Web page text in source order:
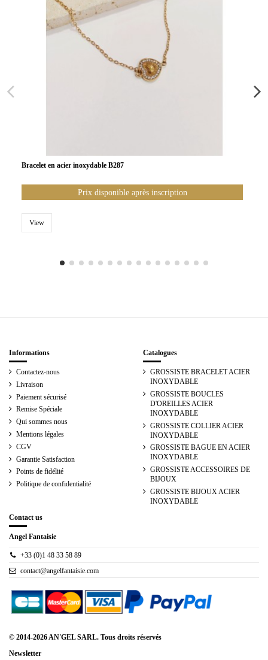
Bracelet en acier inoxydable B287
Prix disponible après inscription
View
Informations
Contactez-nous
Livraison
Paiement sécurisé
Remise Spéciale
Qui sommes nous
Mentions légales
CGV
Garantie Satisfaction
Points de fidélité
Politique de confidentialité
Catalogues
GROSSISTE BRACELET ACIER
INOXYDABLE
GROSSISTE BOUCLES
D'OREILLES ACIER
INOXYDABLE
GROSSISTE COLLIER ACIER
INOXYDABLE
GROSSISTE BAGUE EN ACIER
INOXYDABLE
GROSSISTE ACCESSOIRES DE
BIJOUX
GROSSISTE BIJOUX ACIER
INOXYDABLE
Contact us
Angel Fantaisie
+33 (0)1 48 33 58 89
contact@angelfantaisie.com
© 2014-2026 AN'GEL SARL. Tous droits réservés
Newsletter